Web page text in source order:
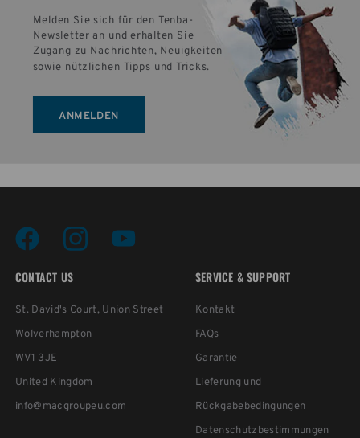
Melden Sie sich für den Tenba-
Newsletter an und erhalten Sie
Zugang zu Nachrichten, Neuigkeiten
sowie nützlichen Tipps und Tricks.
ANMELDEN
CONTACT US
St. David's Court, Union Street
Wolverhampton
WV1 3JE
United Kingdom
info@macgroupeu.com
SERVICE & SUPPORT
Kontakt
FAQs
Garantie
Lieferung und
Rückgabebedingungen
Datenschutzbestimmungen